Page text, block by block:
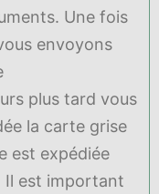
Une fois
envoyons
plus tard vous
la carte grise
est expédiée
Il est important